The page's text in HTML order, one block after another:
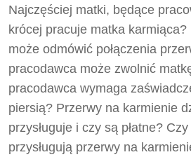
Najczęściej matki, będące
krócej pracuje matka
może odmówić połączenia
pracodawca może zwolnić
pracodawca wymaga
piersią? Przerwy na karmienie
przysługuje i czy są płatne?
przysługują przerwy na